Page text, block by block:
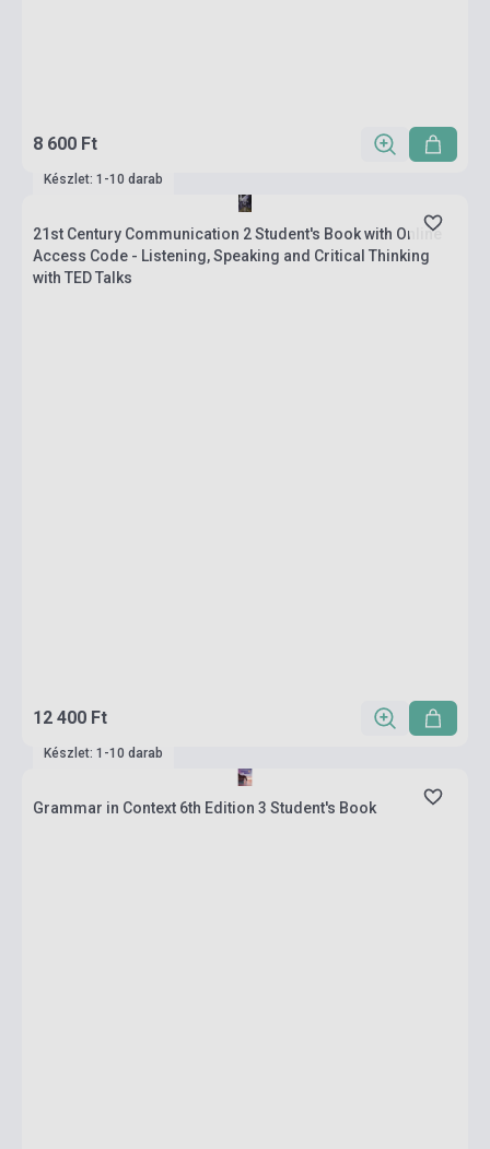
8 600 Ft
Készlet: 1-10 darab
21st Century Communication 2 Student's Book with Online
Access Code - Listening, Speaking and Critical Thinking
with TED Talks
12 400 Ft
Készlet: 1-10 darab
Grammar in Context 6th Edition 3 Student's Book